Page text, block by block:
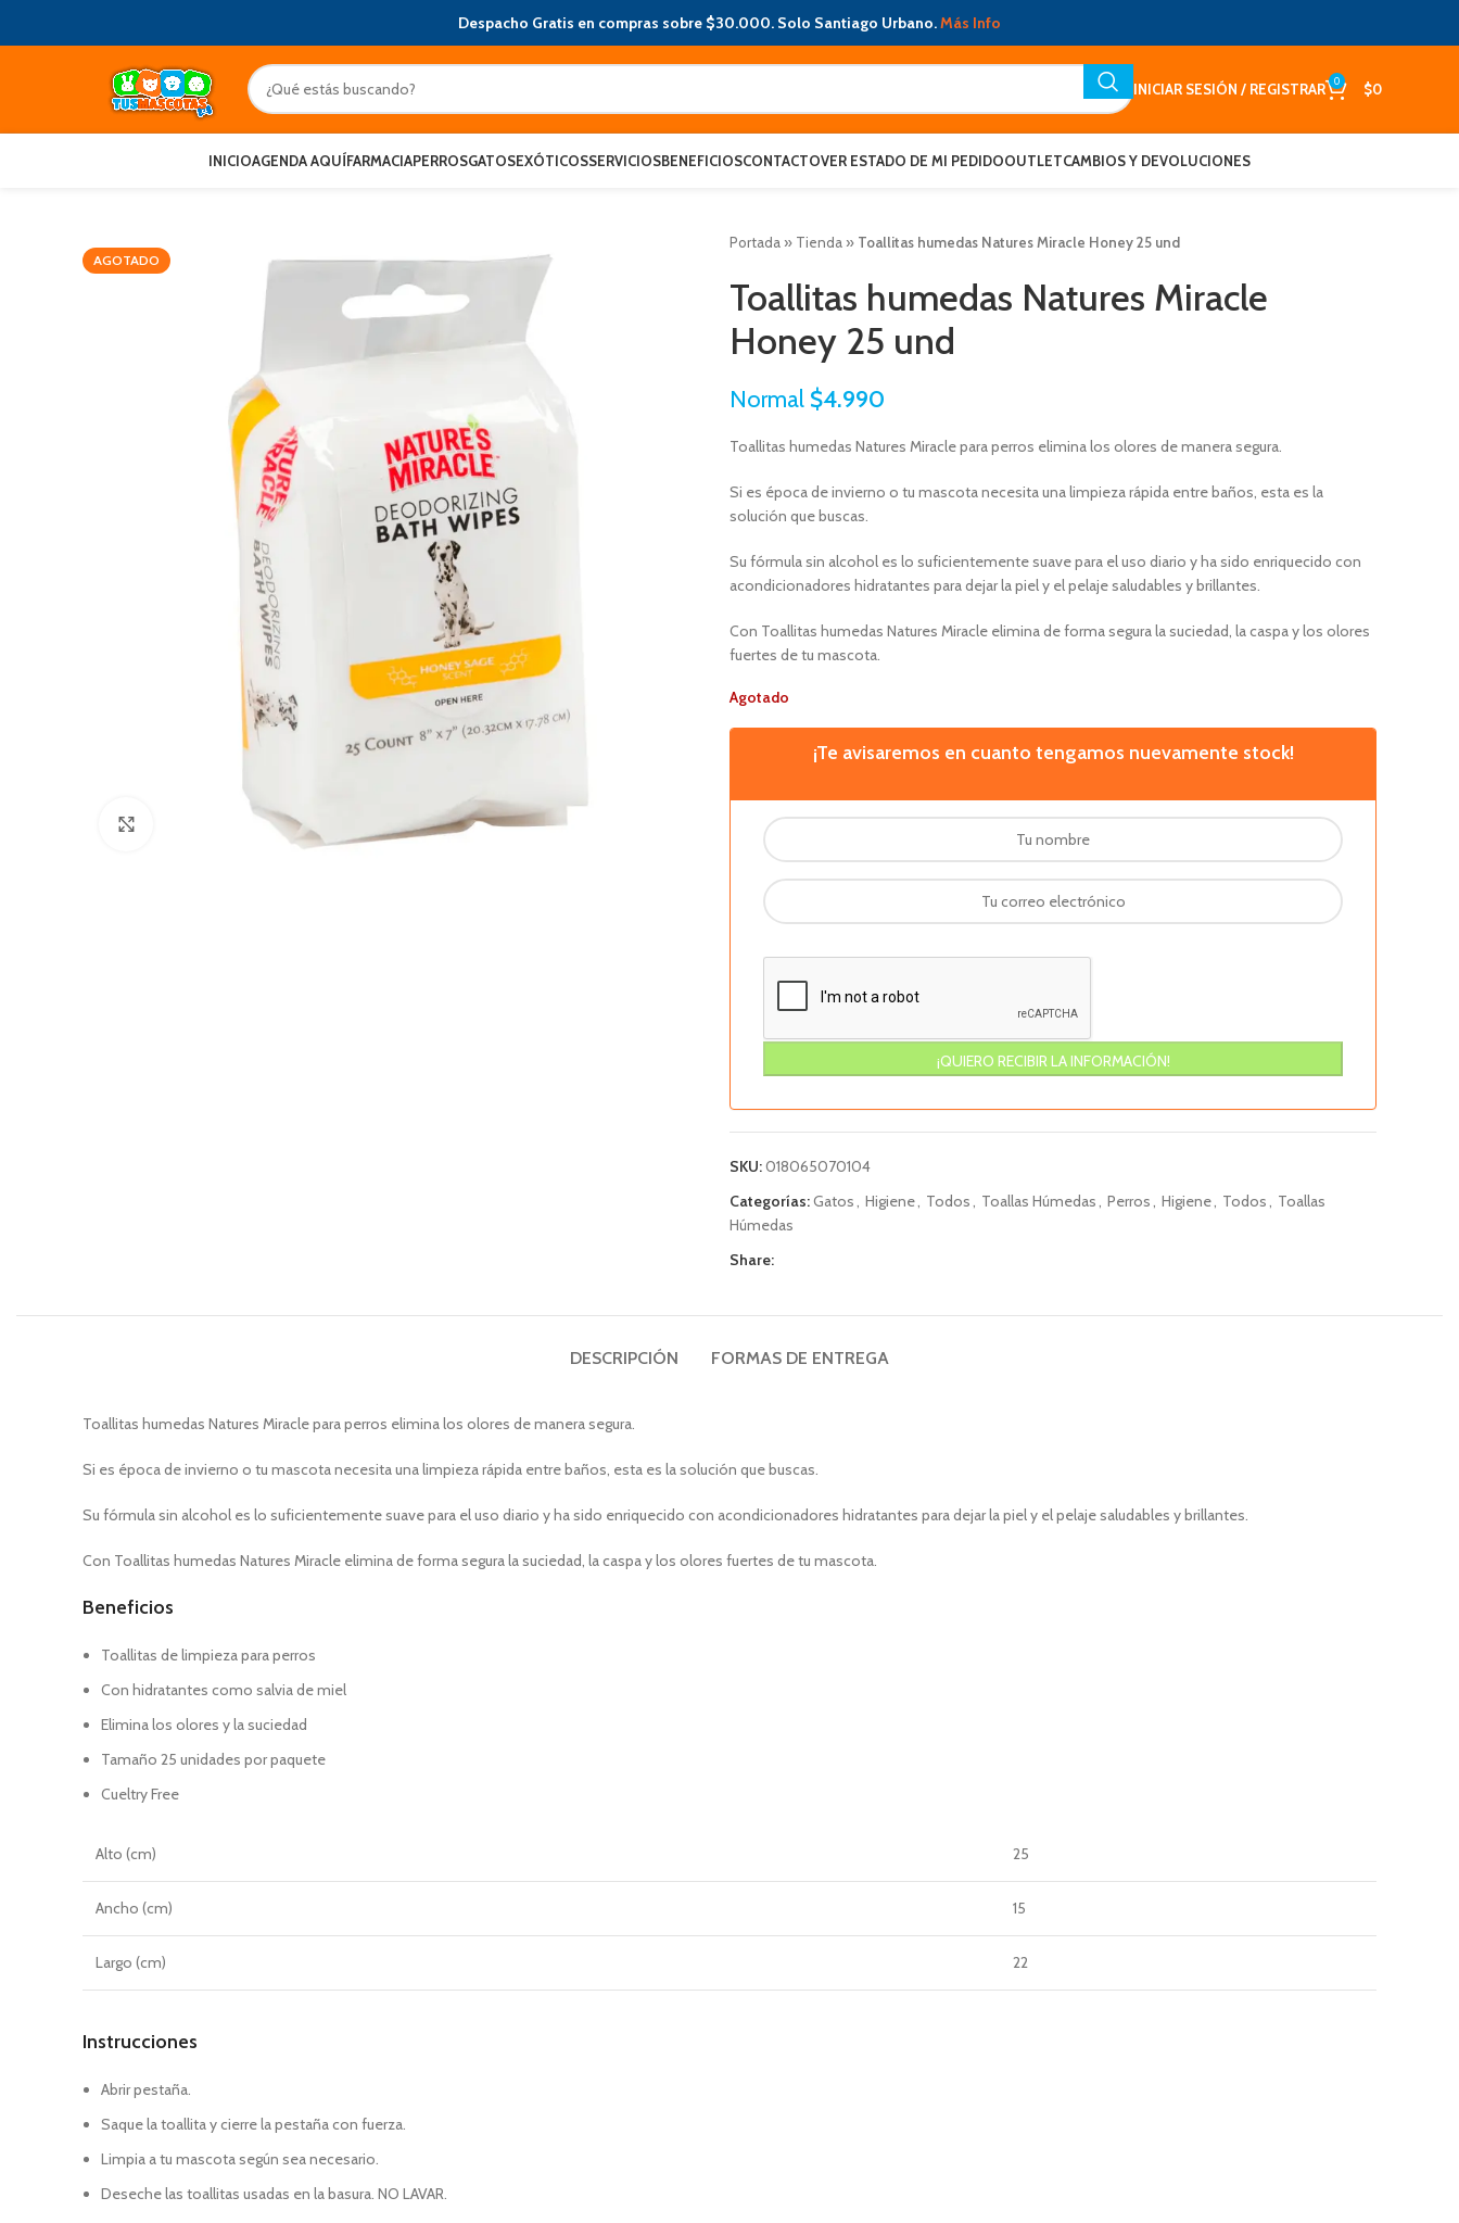
Despacho Gratis en compras sobre $30.000. Solo Santiago Urbano.Más Info
INICIAR SESIÓN / REGISTRAR 0 $0
INICIOAGENDA AQUÍFARMACIAPERROSGATOSEXÓTICOSSERVICIOSBENEFICIOSCONTACTOVER ESTADO DE MI PEDIDOOUTLETCAMBIOS Y DEVOLUCIONES
AGOTADO
Portada » Tienda » Toallitas humedas Natures Miracle Honey 25 und
Toallitas humedas Natures Miracle
Honey 25 und
Normal $4.990
Toallitas humedas Natures Miracle para perros elimina los olores de manera segura.
Si es época de invierno o tu mascota necesita una limpieza rápida entre baños, esta es la
solución que buscas.
Su fórmula sin alcohol es lo suficientemente suave para el uso diario y ha sido enriquecido con
acondicionadores hidratantes para dejar la piel y el pelaje saludables y brillantes.
Con Toallitas humedas Natures Miracle elimina de forma segura la suciedad, la caspa y los olores
fuertes de tu mascota.
Agotado
¡Te avisaremos en cuanto tengamos nuevamente stock!
SKU:018065070104
Categorías:Gatos, Higiene, Todos, Toallas Húmedas, Perros, Higiene, Todos, Toallas
Húmedas
Share:
DESCRIPCIÓN FORMAS DE ENTREGA
Toallitas humedas Natures Miracle para perros elimina los olores de manera segura.
Si es época de invierno o tu mascota necesita una limpieza rápida entre baños, esta es la solución que buscas.
Su fórmula sin alcohol es lo suficientemente suave para el uso diario y ha sido enriquecido con acondicionadores hidratantes para dejar la piel y el pelaje saludables y brillantes.
Con Toallitas humedas Natures Miracle elimina de forma segura la suciedad, la caspa y los olores fuertes de tu mascota.
Beneficios
Toallitas de limpieza para perros
Con hidratantes como salvia de miel
Elimina los olores y la suciedad
Tamaño 25 unidades por paquete
Cueltry Free
Alto (cm) 25
Ancho (cm) 15
Largo (cm) 22
Instrucciones
Abrir pestaña.
Saque la toallita y cierre la pestaña con fuerza.
Limpia a tu mascota según sea necesario.
Deseche las toallitas usadas en la basura. NO LAVAR.